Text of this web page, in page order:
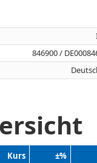
846900 /
Kurs
±%